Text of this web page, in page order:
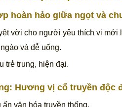
hoàn hảo giữa ngọt và
vời cho người yêu thích vị mới
và dễ uống.
trẻ trung, hiện đại.
: Hương vị cổ truyền độc
văn hóa truyền thống.